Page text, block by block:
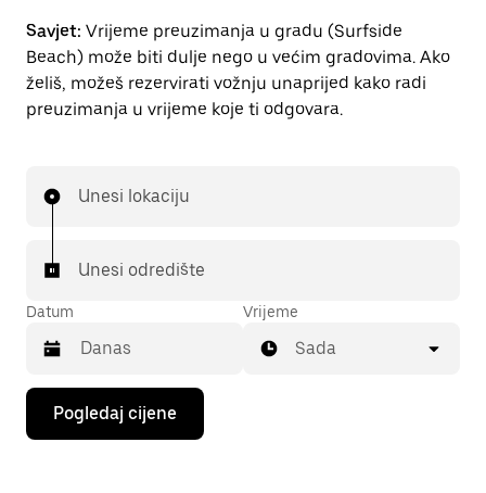
Savjet: Vrijeme preuzimanja u gradu (Surfside
Beach) može biti dulje nego u većim gradovima. Ako
želiš, možeš rezervirati vožnju unaprijed kako radi
preuzimanja u vrijeme koje ti odgovara.
Unesi lokaciju
Unesi odredište
Datum
Pritisni
tipku
sa
Vrijeme
Sada
Pogledaj cijene